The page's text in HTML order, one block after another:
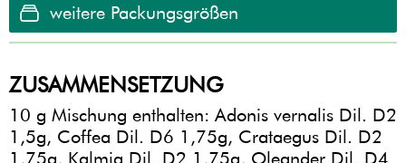
weitere Packungsgrößen
ZUSAMMENSETZUNG
10 g Mischung enthalten: Adonis vernalis Dil. D2
1,5g, Coffea Dil. D6 1,75g, Crataegus Dil. D2